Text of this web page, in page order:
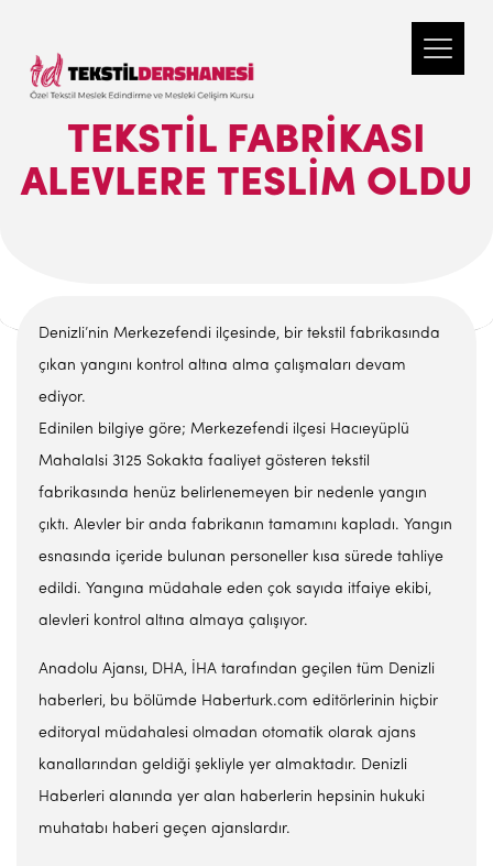
TEKSTIL FABRIKASI
ALEVLERE TESLIM OLDU
Denizli’nin Merkezefendi ilçesinde, bir tekstil fabrikasında
çıkan yangını kontrol altına alma çalışmaları devam
ediyor.
Edinilen bilgiye göre; Merkezefendi ilçesi Hacıeyüplü
Mahalalsi 3125 Sokakta faaliyet gösteren tekstil
fabrikasında henüz belirlenemeyen bir nedenle yangın
çıktı. Alevler bir anda fabrikanın tamamını kapladı. Yangın
esnasında içeride bulunan personeller kısa sürede tahliye
edildi. Yangına müdahale eden çok sayıda itfaiye ekibi,
alevleri kontrol altına almaya çalışıyor.
Anadolu Ajansı, DHA, İHA tarafından geçilen tüm Denizli
haberleri, bu bölümde Haberturk.com editörlerinin hiçbir
editoryal müdahalesi olmadan otomatik olarak ajans
kanallarından geldiği şekliyle yer almaktadır. Denizli
Haberleri alanında yer alan haberlerin hepsinin hukuki
muhatabı haberi geçen ajanslardır.